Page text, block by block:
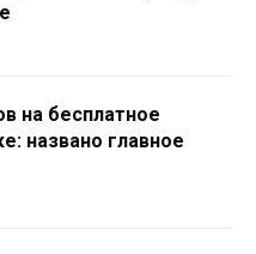
на бесплатное
названо главное